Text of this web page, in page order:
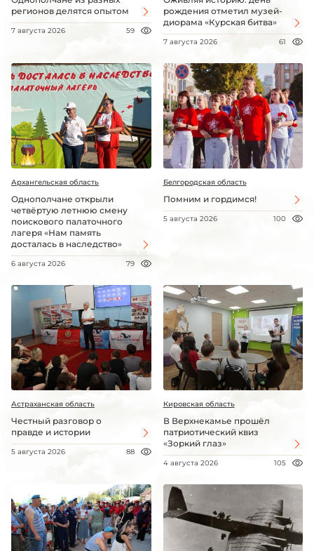
регионов делятся опытом
7 августа 2026 59
рождения отметил музей-
диорама «Курская битва»
7 августа 2026 61
Архангельская область
Однополчане открыли
четвёртую летнюю смену
поискового палаточного
лагеря «Нам память
досталась в наследство»
6 августа 2026 79
Белгородская область
Помним и гордимся!
5 августа 2026 100
Астраханская область
Честный разговор о
правде и истории
5 августа 2026 88
Кировская область
В Верхнекамье прошёл
патриотический квиз
«Зоркий глаз»
4 августа 2026 105